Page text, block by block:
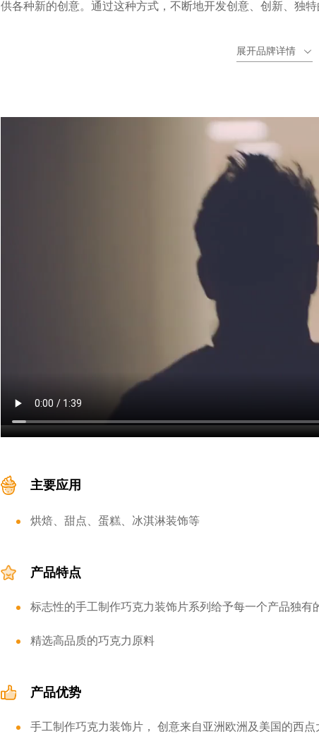
供各种新的创意。通过这种方式，不断地开发创意、创新、独
展开品牌详情
主要应用
烘焙、甜点、蛋糕、冰淇淋装饰等
产品特点
标志性的手工制作巧克力装饰片系列给予每一个产品独有
精选高品质的巧克力原料
产品优势
手工制作巧克力装饰片， 创意来自亚洲欧洲及美国的西